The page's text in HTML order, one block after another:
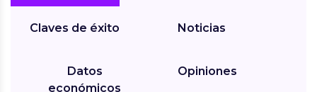
Claves de éxito
Datos
económicos
Noticias
Opiniones